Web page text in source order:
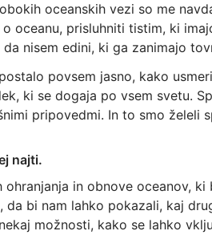
oceanskih vezi so me
oceanu, prisluhniti tistim, ki
nisem edini, ki ga zanimajo
povsem jasno, kako
ki se dogaja po vsem svetu.
pripovedmi. In to smo želeli
najti.
in obnove oceanov,
bi nam lahko pokazali, kaj
možnosti, kako se lahko